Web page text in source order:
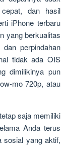
dan hasil
iPhone terbaru
yang berkualitas
perpindahan
tidak ada OIS
dimilikinya pun
mo 720p, atau
saja memiliki
Anda terus
sosial yang aktif,